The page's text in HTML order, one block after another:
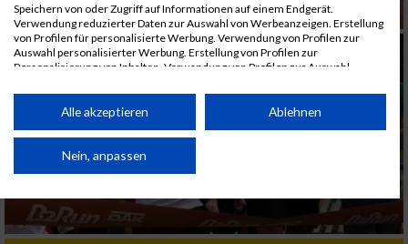
Speichern von oder Zugriff auf Informationen auf einem Endgerät.
Verwendung reduzierter Daten zur Auswahl von Werbeanzeigen. Erstellung
von Profilen für personalisierte Werbung. Verwendung von Profilen zur
Auswahl personalisierter Werbung. Erstellung von Profilen zur
Personalisierung von Inhalten. Verwendung von Profilen zur Auswahl
Performance von Inhalten. Analyse von Zielgruppen durch Statistiken oder
Kombinationen von Daten aus verschiedenen Quellen. Entwicklung und
von Inhalten.
Daten können außerhalb der Europäischen Union weitergegeben und in die
Website/App.
Partnerliste anzeigen (1 IAB-Anbieter)
Alle akzeptieren Ablehnen
Nein, anpassen